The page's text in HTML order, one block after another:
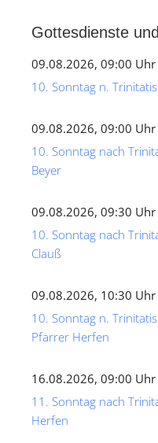
Gottesdienste
09.08.2026, 09:00 Uhr
10. Sonntag n.
09.08.2026, 09:00 Uhr
10. Sonntag nach
Beyer
09.08.2026, 09:30 Uhr
10. Sonntag nach
Clauß
09.08.2026, 10:30 Uhr
10. Sonntag n.
Pfarrer Herfen
16.08.2026, 09:00 Uhr
11. Sonntag nach
Herfen